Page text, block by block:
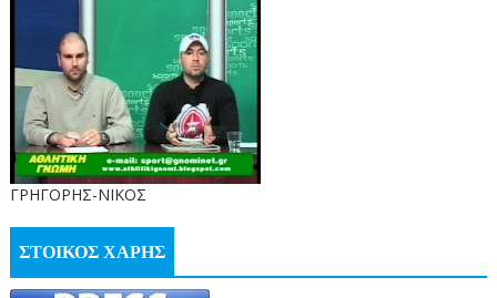
ΓΡΗΓΟΡΗΣ-ΝΙΚΟΣ
ΣΤΟΙΚΟΣ ΧΑΡΗΣ